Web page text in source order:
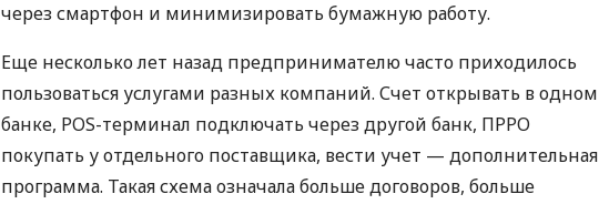
через смартфон и минимизировать бумажную работу.
Еще несколько лет назад предпринимателю часто приходилось
пользоваться услугами разных компаний. Счет открывать в одном
банке, POS-терминал подключать через другой банк, ПРРО
покупать у отдельного поставщика, вести учет — дополнительная
программа. Такая схема означала больше договоров, больше